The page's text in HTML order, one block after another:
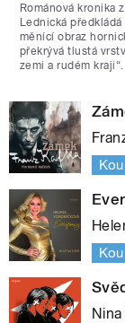
Románová kronika
Lednická
měnící obraz
překrývá tlustá
zemi a rudém kraji“.